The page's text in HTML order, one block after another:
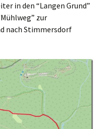
in den “Langen Grund”
zur
nach Stimmersdorf